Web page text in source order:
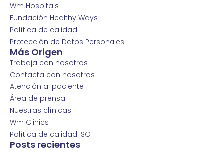
Wm Hospitals
Fundación Healthy Ways
Política de calidad
Protección de Datos Personales
Más Origen
Trabaja con nosotros
Contacta con nosotros
Atención al paciente
Área de prensa
Nuestras clínicas
Wm Clinics
Política de calidad ISO
Posts recientes